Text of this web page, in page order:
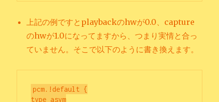
上記の例ですとplaybackのhwが0.0、capture
のhwが1.0になってますから、つまり実情と合っ
ていません。そこで以下のように書き換えます。
pcm.!default {
type asym